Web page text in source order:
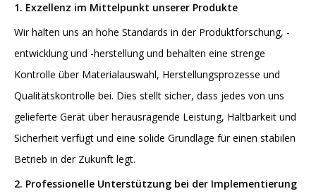
1. Exzellenz im Mittelpunkt unserer Produkte
Wir halten uns an hohe Standards in der Produktforschung, -
entwicklung und -herstellung und behalten eine strenge
Kontrolle über Materialauswahl, Herstellungsprozesse und
Qualitätskontrolle bei. Dies stellt sicher, dass jedes von uns
gelieferte Gerät über herausragende Leistung, Haltbarkeit und
Sicherheit verfügt und eine solide Grundlage für einen stabilen
Betrieb in der Zukunft legt.
2. Professionelle Unterstützung bei der Implementierung